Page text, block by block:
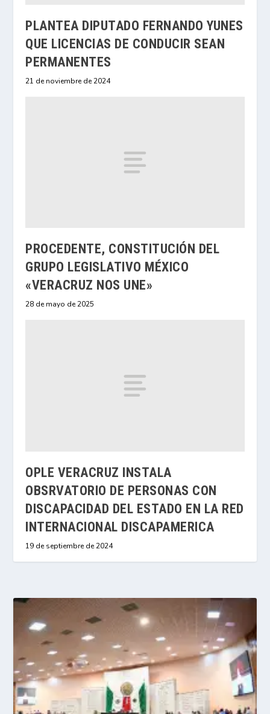
PLANTEA DIPUTADO FERNANDO YUNES
QUE LICENCIAS DE CONDUCIR SEAN
PERMANENTES
21 de noviembre de 2024
PROCEDENTE, CONSTITUCIÓN DEL
GRUPO LEGISLATIVO MÉXICO
«VERACRUZ NOS UNE»
28 de mayo de 2025
OPLE VERACRUZ INSTALA
OBSRVATORIO DE PERSONAS CON
DISCAPACIDAD DEL ESTADO EN LA RED
INTERNACIONAL DISCAPAMERICA
19 de septiembre de 2024